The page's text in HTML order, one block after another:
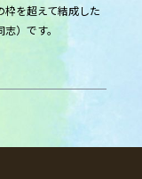
枠を超えて結成した
）です。